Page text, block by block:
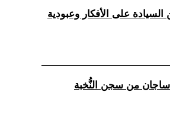
السيادة على الأفكار وعبودية